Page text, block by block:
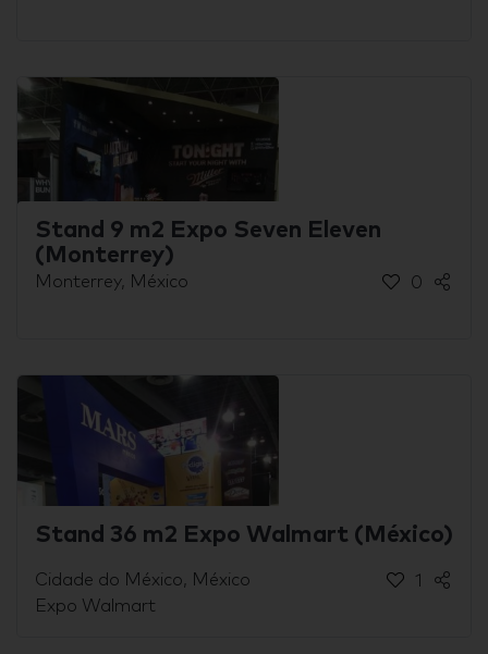
Stand 9 m2 Expo Seven Eleven
(Monterrey)
Monterrey, México 0
Stand 36 m2 Expo Walmart (México)
Cidade do México, México
Expo Walmart
1